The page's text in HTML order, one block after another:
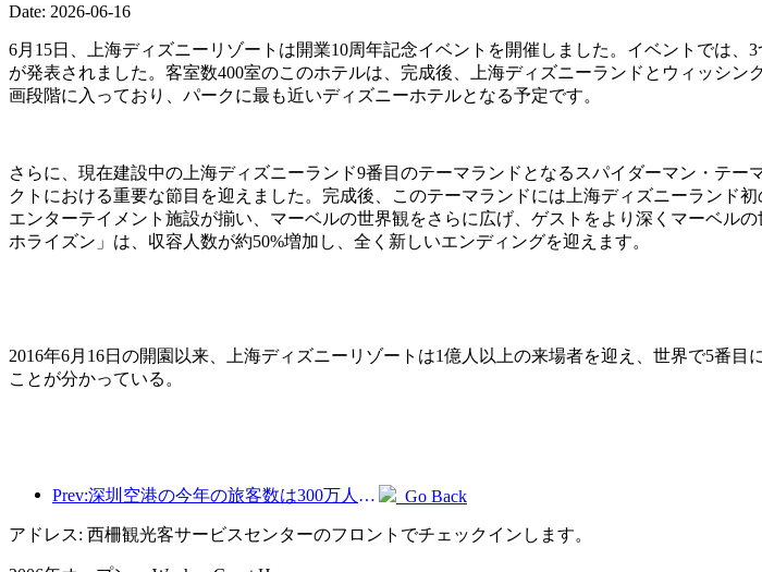
Date: 2026-06-16
6月15日、上海ディズニーリゾートは開業10周年記念イベントを開催しました。イベントでは
が発表されました。客室数400室のこのホテルは、完成後、上海ディズニーランドとウィッシ
画段階に入っており、パークに最も近いディズニーホテルとなる予定です。
さらに、現在建設中の上海ディズニーランド9番目のテーマランドとなるスパイダーマン・テ
クトにおける重要な節目を迎えました。完成後、このテーマランドには上海ディズニーランド
エンターテイメント施設が揃い、マーベルの世界観をさらに広げ、ゲストをより深くマーベル
ホライズン」は、収容人数が約50%増加し、全く新しいエンディングを迎えます。
2016年6月16日の開園以来、上海ディズニーリゾートは1億人以上の来場者を迎え、世界で5番
ことが分かっている。
Prev:深圳空港の今年の旅客数は300万人を超え、同期間の新記録を樹立した。 Go Back
アドレス: 西柵観光客サービスセンターのフロントでチェックインします。